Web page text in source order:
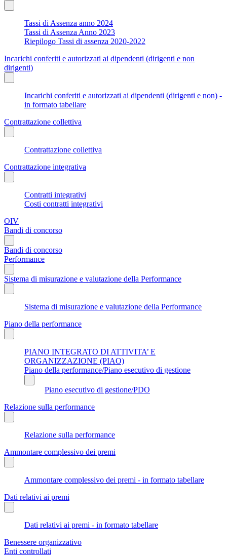
Tassi di Assenza anno 2024
Tassi di Assenza Anno 2023
Riepilogo Tassi di assenza 2020-2022
Incarichi conferiti e autorizzati ai dipendenti (dirigenti e non
dirigenti)
Incarichi conferiti e autorizzati ai dipendenti (dirigenti e non) -
in formato tabellare
Contrattazione collettiva
Contrattazione collettiva
Contrattazione integrativa
Contratti integrativi
Costi contratti integrativi
OIV
Bandi di concorso
Bandi di concorso
Performance
Sistema di misurazione e valutazione della Performance
Sistema di misurazione e valutazione della Performance
Piano della performance
PIANO INTEGRATO DI ATTIVITA’ E
ORGANIZZAZIONE (PIAO)
Piano della performance/Piano esecutivo di gestione
Piano esecutivo di gestione/PDO
Relazione sulla performance
Relazione sulla performance
Ammontare complessivo dei premi
Ammontare complessivo dei premi - in formato tabellare
Dati relativi ai premi
Dati relativi ai premi - in formato tabellare
Benessere organizzativo
Enti controllati